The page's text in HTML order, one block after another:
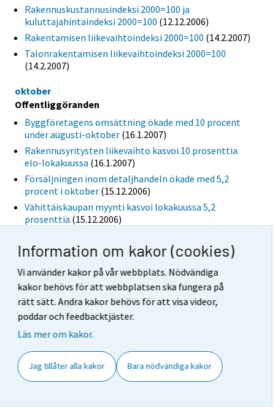
Information om kakor (cookies)
Vi använder kakor på vår webbplats. Nödvändiga
kakor behövs för att webbplatsen ska fungera på
rätt sätt. Andra kakor behövs för att visa videor,
poddar och feedbacktjäster.
Läs mer om kakor.
Jag tillåter alla kakor Bara nödvändiga kakor
Rakennuskustannusindeksi 2000=100 ja
kuluttajahintaindeksi 2000=100 (12.12.2006)
Rakentamisen liikevaihtoindeksi 2000=100 (14.2.2007)
Talonrakentamisen liikevaihtoindeksi 2000=100
(14.2.2007)
oktober
Offentliggöranden
Byggföretagens omsättning ökade med 10 procent
under augusti-oktober (16.1.2007)
Rakennusyritysten liikevaihto kasvoi 10 prosenttia
elo-lokakuussa (16.1.2007)
Försäljningen inom detaljhandeln ökade med 5,2
procent i oktober (15.12.2006)
Vähittäiskaupan myynti kasvoi lokakuussa 5,2
prosenttia (15.12.2006)
med 5,8 procent i oktober(29.11.2006)
lokakuussa 5,8 prosenttia(29.11.2006)
Byggkostnaderna stigit med 5 procent på årsnivå
(10.11.2006)
Rakennuskustannukset nousseet vuodessa 5
prosenttia(10.11.2006)
Översikter
Kaupan myynti kasvoi 8,4 prosenttia elo-lokakuussa
(15.12.2006)